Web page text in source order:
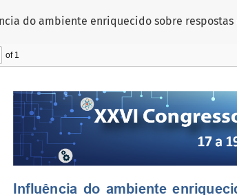
aos Detalhes do Artigo
do ambiente enriquecido sobre